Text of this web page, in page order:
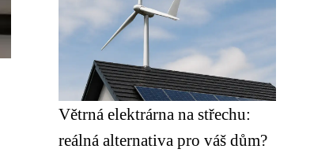
Větrná elektrárna na střechu:
reálná alternativa pro váš dům?